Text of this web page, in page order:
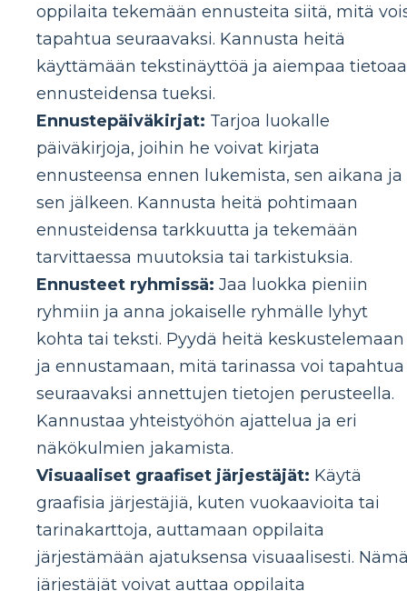
oppilaita tekemään ennusteita siitä, mitä
tapahtua seuraavaksi. Kannusta heitä
käyttämään tekstinäyttöä ja aiempaa
ennusteidensa tueksi.
Ennustepäiväkirjat: Tarjoa luokalle
päiväkirjoja, joihin he voivat kirjata
ennusteensa ennen lukemista, sen aikana ja
sen jälkeen. Kannusta heitä pohtimaan
ennusteidensa tarkkuutta ja tekemään
tarvittaessa muutoksia tai tarkistuksia.
Ennusteet ryhmissä: Jaa luokka pieniin
ryhmiin ja anna jokaiselle ryhmälle lyhyt
kohta tai teksti. Pyydä heitä keskustelemaan
ja ennustamaan, mitä tarinassa voi tapahtua
seuraavaksi annettujen tietojen perusteella.
Kannustaa yhteistyöhön ajattelua ja eri
näkökulmien jakamista.
Visuaaliset graafiset järjestäjät: Käytä
graafisia järjestäjiä, kuten vuokaavioita tai
tarinakarttoja, auttamaan oppilaita
järjestämään ajatuksensa visuaalisesti.
järjestäjät voivat auttaa oppilaita